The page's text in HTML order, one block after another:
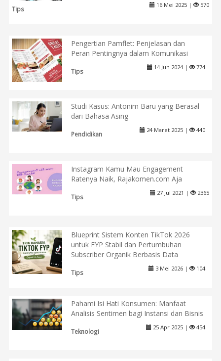
Tips
16 Mei 2025 | 570
Pengertian Pamflet: Penjelasan dan
Peran Pentingnya dalam Komunikasi
Tips
14 Jun 2024 | 774
Studi Kasus: Antonim Baru yang Berasal
dari Bahasa Asing
Pendidikan
24 Maret 2025 | 440
Instagram Kamu Mau Engagement
Ratenya Naik, Rajakomen.com Aja
Tips
27 Jul 2021 | 2365
Blueprint Sistem Konten TikTok 2026
untuk FYP Stabil dan Pertumbuhan
Subscriber Organik Berbasis Data
Tips
3 Mei 2026 | 104
Pahami Isi Hati Konsumen: Manfaat
Analisis Sentimen bagi Instansi dan Bisnis
Teknologi
25 Apr 2025 | 454